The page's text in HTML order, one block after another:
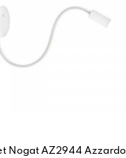
Nogat AZ2944 Azzardo